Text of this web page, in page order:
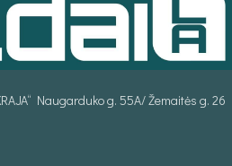
Naugarduko g. 55A/ Žemaitės g. 26